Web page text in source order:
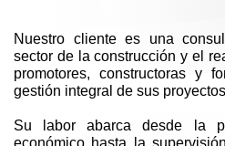
Nuestro cliente es una
sector de la construcción y el
promotores, constructoras y
gestión integral de sus
Su labor abarca desde la
económico hasta la